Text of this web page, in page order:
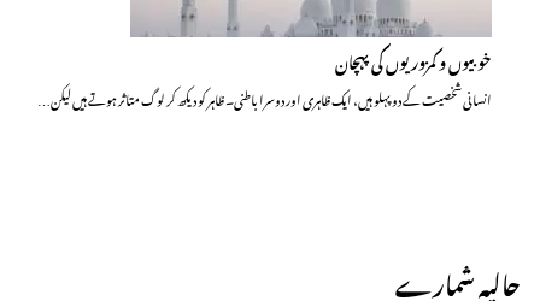
خوبیوں و کمزوریوں کی پہچان
انسانی شخصیت کے دو پہلو ہیں، ایک ظاہری اور دوسرا باطنی۔ ظاہر کو دیکھ کر لوگ متاثر ہوتے ہیں لیکن…
حالیہ شمارے